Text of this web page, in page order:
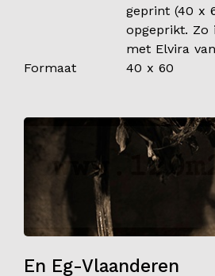
geprint (40 x
opgeprikt. Zo
met Elvira
Formaat
40 x 60
En Eg-Vlaanderen